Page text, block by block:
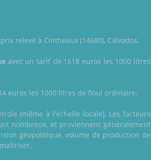
relevé à Cintheaux (14680), Calvados.
avec un tarif de 1618 euros les 1000 litres
euros les 1000 litres de fioul ordinaire.
(même à l'échelle locale). Les facteurs
nombreux, et proviennent généralement
géopolitique, volume de production de